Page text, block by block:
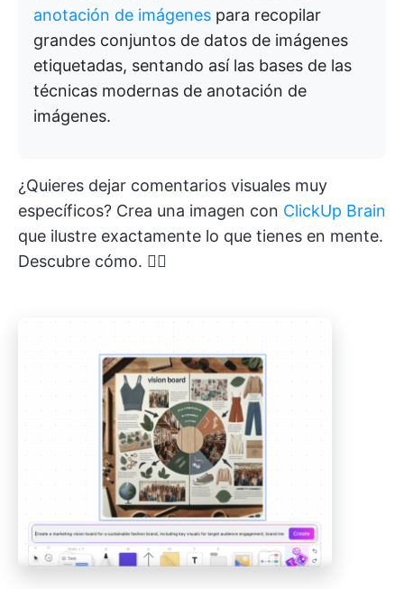
anotación de imágenes para recopilar
grandes conjuntos de datos de imágenes
etiquetadas, sentando así las bases de las
técnicas modernas de anotación de
imágenes.
¿Quieres dejar comentarios visuales muy
específicos? Crea una imagen con ClickUp Brain
que ilustre exactamente lo que tienes en mente.
Descubre cómo. 👇🏼